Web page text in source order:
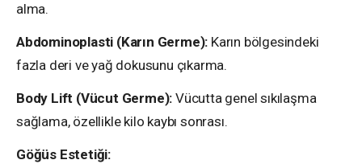
alma.
Abdominoplasti (Karın Germe): Karın bölgesindeki
fazla deri ve yağ dokusunu çıkarma.
Body Lift (Vücut Germe): Vücutta genel sıkılaşma
sağlama, özellikle kilo kaybı sonrası.
Göğüs Estetiği: